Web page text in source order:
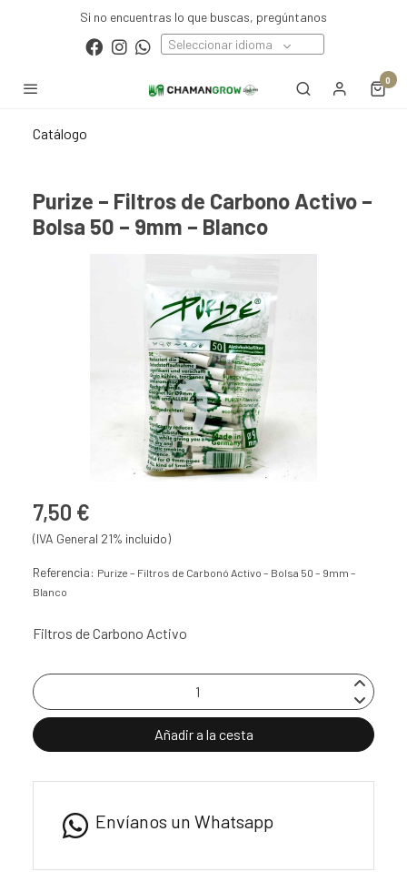
Si no encuentras lo que buscas, pregúntanos
Seleccionar idioma
0
Catálogo
Purize – Filtros de Carbono Activo –
Bolsa 50 – 9mm – Blanco
7,50 €
(IVA General 21% incluido)
Referencia: Purize – Filtros de Carbonó Activo – Bolsa 50 – 9mm –
Blanco
Filtros de Carbono Activo
Añadir a la cesta
Envíanos un Whatsapp